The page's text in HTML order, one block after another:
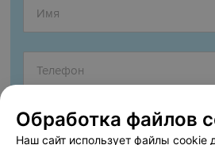
Обработка файлов
Наш сайт использует файлы cookie